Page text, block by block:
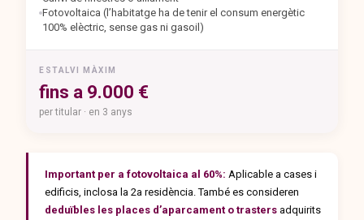
Fotovoltaica (l’habitatge ha de tenir el consum energètic
100% elèctric, sense gas ni gasoil)
ESTALVI MÀXIM
fins a 9.000 €
per titular · en 3 anys
Important per a fotovoltaica al 60%: Aplicable a cases i
edificis, inclosa la 2a residència. També es consideren
deduïbles les places d’aparcament o trasters adquirits